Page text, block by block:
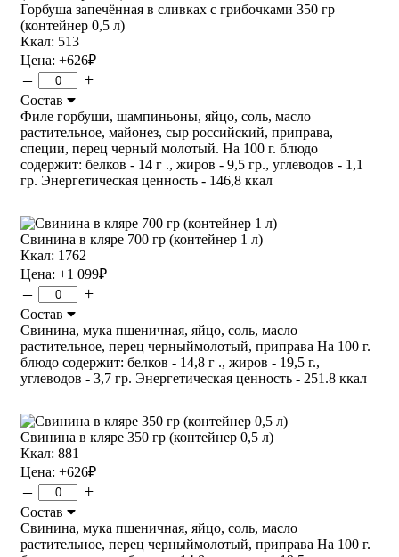
Горбуша запечённая в сливках с грибочками 350 гр
(контейнер 0,5 л)
Ккал: 513
Цена: +626₽
– +
Состав
Филе горбуши, шампиньоны, яйцо, соль, масло
растительное, майонез, сыр российский, приправа,
специи, перец черный молотый. На 100 г. блюдо
содержит: белков - 14 г ., жиров - 9,5 гр., углеводов - 1,1
гр. Энергетическая ценность - 146,8 ккал
Свинина в кляре 700 гр (контейнер 1 л)
Ккал: 1762
Цена: +1 099₽
– +
Состав
Свинина, мука пшеничная, яйцо, соль, масло
растительное, перец черныймолотый, приправа На 100 г.
блюдо содержит: белков - 14,8 г ., жиров - 19,5 г.,
углеводов - 3,7 гр. Энергетическая ценность - 251.8 ккал
Свинина в кляре 350 гр (контейнер 0,5 л)
Ккал: 881
Цена: +626₽
– +
Состав
Свинина, мука пшеничная, яйцо, соль, масло
растительное, перец черныймолотый, приправа На 100 г.